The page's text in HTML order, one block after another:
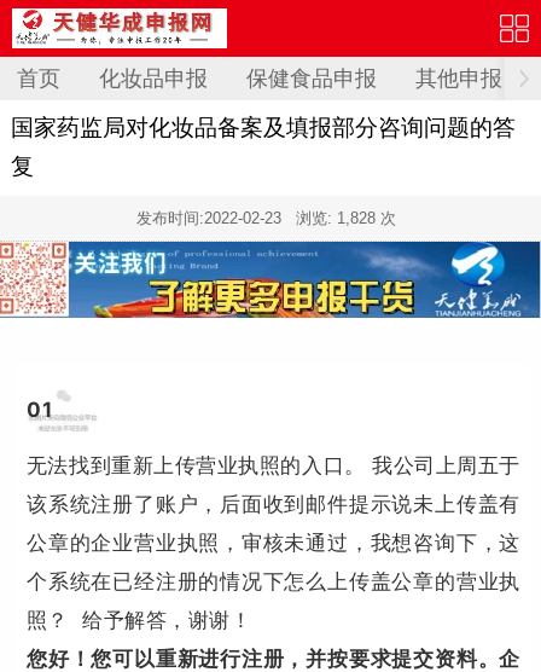
首页 化妆品申报 保健食品申报 其他申报
国家药监局对化妆品备案及填报部分咨询问题的答
复
发布时间:2022-02-23 浏览: 1,828 次
01
无法找到重新上传营业执照的入口。 我公司上周五于
该系统注册了账户，后面收到邮件提示说未上传盖有
公章的企业营业执照，审核未通过，我想咨询下，这
个系统在已经注册的情况下怎么上传盖公章的营业执
照？ 给予解答，谢谢！
您好！您可以重新进行注册，并按要求提交资料。企